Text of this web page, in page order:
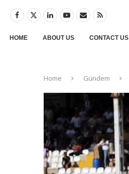
HOME ABOUT US CONTACT US
Home Gündem